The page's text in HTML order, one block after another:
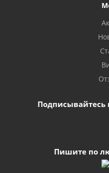
Подписывайтесь
Пишите по